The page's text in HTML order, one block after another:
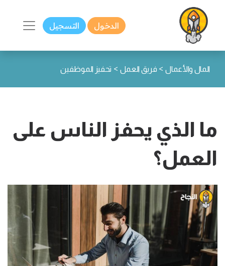
الدخول التسجيل
المال والأعمال > فريق العمل > تحفيز الموظفين
ما الذي يحفز الناس على
العمل؟